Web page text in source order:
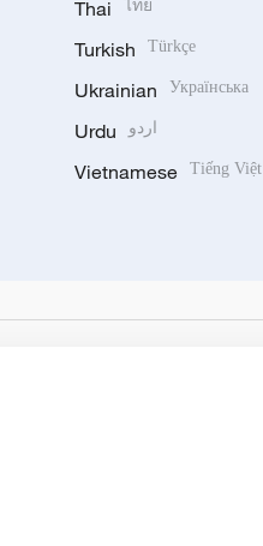
Thai ไทย
Turkish Türkçe
Ukrainian Українська
Urdu اردو
Vietnamese Tiếng Việt